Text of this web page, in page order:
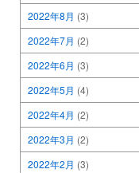
2022年8月 (3)
2022年7月 (2)
2022年6月 (3)
2022年5月 (4)
2022年4月 (2)
2022年3月 (2)
2022年2月 (3)